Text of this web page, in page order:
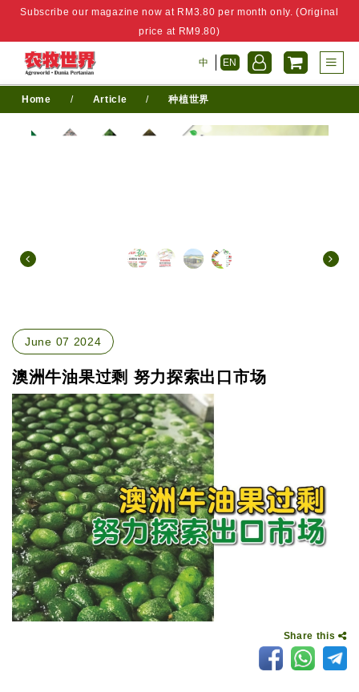
Subscribe our magazine now at RM3.80 per month only. (Original
price at RM9.80)
中 EN
Home / Article / 种植世界
June 07 2024
澳洲牛油果过剩 努力探索出口市场
Share this